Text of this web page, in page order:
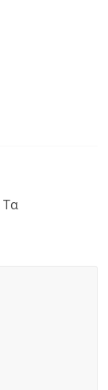
Τα